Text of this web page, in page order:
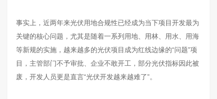
事实上，近两年来光伏用地合规性已经成为当下项目开发最为
关键的核心问题，尤其是随着一系列用地、用林、用水、用海
等新规的实施，越来越多的光伏项目成为红线边缘的“问题”项
目，主管部门不予审批、企业不敢开工，部分光伏指标因此被
废，开发人员更是直言“光伏开发越来越难了”。